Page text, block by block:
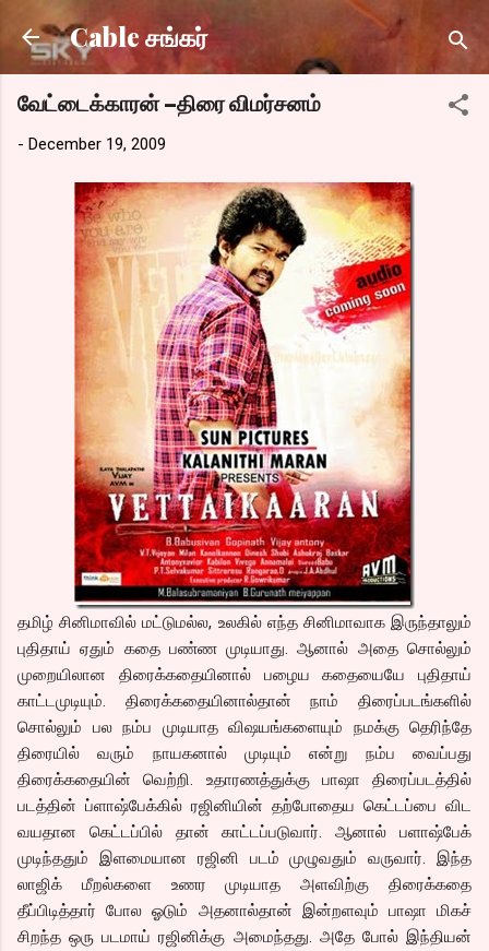
Skip to main content
Cable சங்கர்
வேட்டைக்காரன் –திரை விமர்சனம்
- December 19, 2009
தமிழ் சினிமாவில் மட்டுமல்ல, உலகில் எந்த சினிமாவாக இருந்தாலும்
புதிதாய் ஏதும் கதை பண்ண முடியாது. ஆனால் அதை சொல்லும்
முறையிலான திரைக்கதையினால் பழைய கதையையே புதிதாய்
காட்டமுடியும். திரைக்கதையினால்தான் நாம் திரைப்படங்களில்
சொல்லும் பல நம்ப முடியாத விஷயங்களையும் நமக்கு தெரிந்தே
திரையில் வரும் நாயகனால் முடியும் என்று நம்ப வைப்பது
திரைக்கதையின் வெற்றி. உதாரணத்துக்கு பாஷா திரைப்படத்தில்
படத்தின் ப்ளாஷ்பேக்கில் ரஜினியின் தற்போதைய கெட்டப்பை விட
வயதான கெட்டப்பில் தான் காட்டப்படுவார். ஆனால் பளாஷ்பேக்
முடிந்ததும் இளமையான ரஜினி படம் முழுவதும் வருவார். இந்த
லாஜிக் மீறல்களை உணர முடியாத அளவிற்கு திரைக்கதை
தீப்பிடித்தார் போல ஓடும் அதனால்தான் இன்றளவும் பாஷா மிகச்
சிறந்த ஒரு படமாய் ரஜினிக்கு அமைந்தது. அதே போல் இந்தியன்